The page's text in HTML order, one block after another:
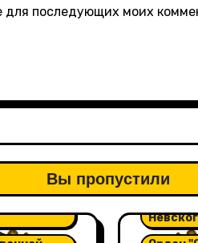
для последующих моих
Вы пропустили